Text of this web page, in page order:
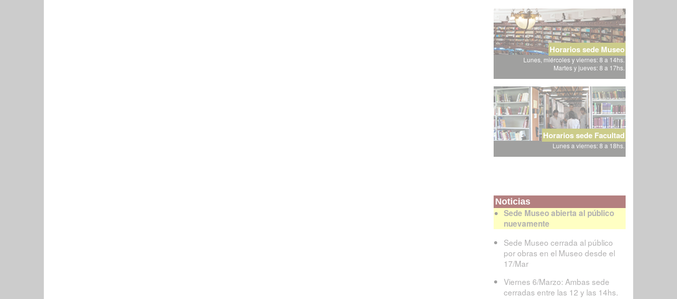
Horarios sede Museo
Lunes, miércoles y viernes: 8 a 14hs.
Martes y jueves: 8 a 17hs.
Horarios sede Facultad
Lunes a viernes: 8 a 18hs.
Noticias
Sede Museo abierta al público
nuevamente
Sede Museo cerrada al público
por obras en el Museo desde el
17/Mar
Viernes 6/Marzo: Ambas sede
cerradas entre las 12 y las 14hs.